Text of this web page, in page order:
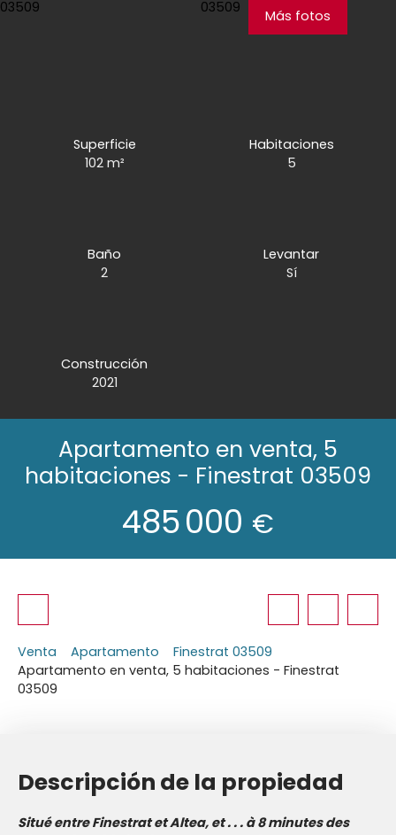
Más fotos
Superficie
102 m²
Habitaciones
5
Baño
2
Levantar
Sí
Construcción
2021
Apartamento en venta, 5
habitaciones - Finestrat 03509
485 000 €
Venta Apartamento
Finestrat 03509
Apartamento en venta, 5 habitaciones - Finestrat
03509
Descripción de la propiedad
Situé entre Finestrat et Altea, et . . . à 8 minutes des